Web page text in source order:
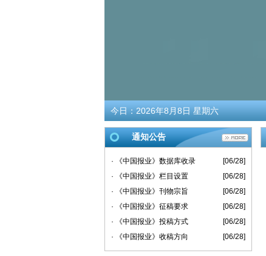
今日： 2026年8月8日 星期六
通知公告
· 《中国报业》数据库收录
[06/28]
· 《中国报业》栏目设置
[06/28]
· 《中国报业》刊物宗旨
[06/28]
· 《中国报业》征稿要求
[06/28]
· 《中国报业》投稿方式
[06/28]
· 《中国报业》收稿方向
[06/28]